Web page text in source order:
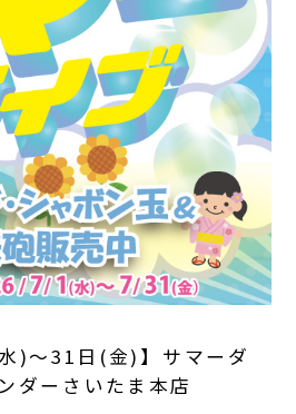
)～31日(金)】サマーダ
ダーさいたま本店